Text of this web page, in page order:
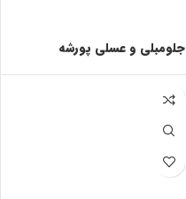
جلومبلی و عسلی پورشه